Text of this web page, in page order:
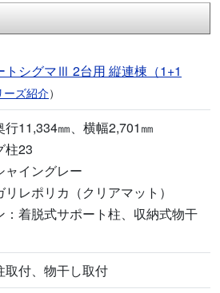
トシグマⅢ 2台用 縦連棟（1+1
ーズ紹介）
行11,334㎜、横幅2,701㎜
柱23
ャイングレー
レポリカ（クリアマット）
：着脱式サポート柱、収納式物干
取付、物干し取付